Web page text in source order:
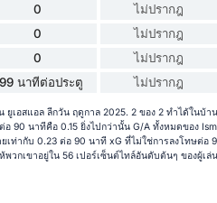
0 ไม่ปรากฎ
0 ไม่ปรากฎ
0 ไม่ปรากฎ
นาทีต่อประตู ไม่ปรากฎ
เอสแอล ลีกวัน ฤดูกาล 2025. 2 ของ 2 ทำได้ในบ้
90 นาทีคือ 0.15 ยิ่งไปกว่านั้น G/A ทั้งหมดของ
ท่ากับ 0.23 ต่อ 90 นาที xG ที่ไม่ใช่การลงโทษต่อ
วกเขาอยู่ใน 56 เปอร์เซ็นต์ไทล์อันดับต้นๆ ของผู้เล่